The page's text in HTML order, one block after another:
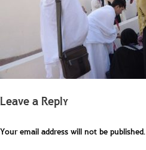
Leave a Reply
Your email address will not be published.